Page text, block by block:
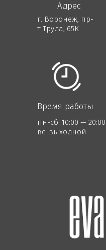
Адрес
г. Воронеж, пр-
т Труда, 65К
Время работы
пн-сб: 10:00 — 20:00
вс: выходной